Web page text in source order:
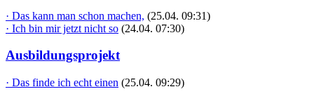
· Das kann man schon machen, (25.04. 09:31)
· Ich bin mir jetzt nicht so (24.04. 07:30)
Ausbildungsprojekt
· Das finde ich echt einen (25.04. 09:29)